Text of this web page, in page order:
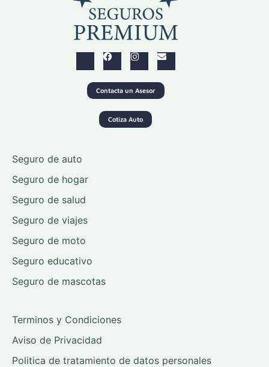
Contacta un Asesor
Cotiza Auto
Seguro de auto
Seguro de hogar
Seguro de salud
Seguro de viajes
Seguro de moto
Seguro educativo
Seguro de mascotas
Terminos y Condiciones
Aviso de Privacidad
Politica de tratamiento de datos personales